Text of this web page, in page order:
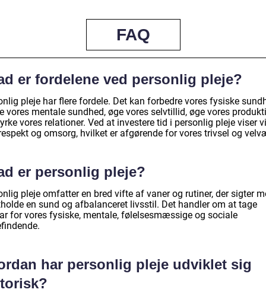
FAQ
er fordelene ved personlig pleje?
pleje har flere fordele. Det kan forbedre vores fysiske
vores mentale sundhed, øge vores selvtillid, øge vores
vores relationer. Ved at investere tid i personlig pleje viser
og omsorg, hvilket er afgørende for vores trivsel og
er personlig pleje?
pleje omfatter en bred vifte af vaner og rutiner, der sigter
en sund og afbalanceret livsstil. Det handler om at tage
for vores fysiske, mentale, følelsesmæssige og sociale
har personlig pleje udviklet sig